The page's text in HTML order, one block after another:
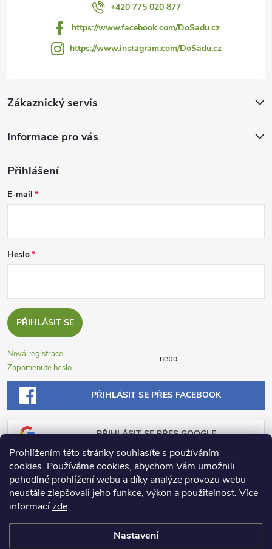
Prohlížením této stránky souhlasíte s používáním
cookies. Používáme cookies, abychom Vám umožnili
pohodlné prohlížení webu a díky analýze provozu webu
neustále zlepšovali jeho funkce, výkon a použitelnost. Více
informacízde.
Nastavení
Zákaznický servis
Informace pro vás
+420 775 020 877
https://www.facebook.com/DoSadu.cz
https://www.instagram.com/DoSadu.cz
Přihlášení
E-mail
Heslo
PŘIHLÁSIT SE
Nová registrace
Zapomenuté heslo
nebo
PŘIHLÁSIT SE PŘES FACEBOOK
PŘIHLÁSIT SE PŘES GOOGLE
PŘIHLÁSIT SE PŘES SEZNAM